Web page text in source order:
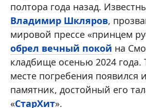
полтора года назад.
Владимир Шкляров,
мировой прессе «принцем
обрел вечный покой на
кладбище осенью 2024 года.
месте погребения появился
памятник, достойный его
«СтарХит».